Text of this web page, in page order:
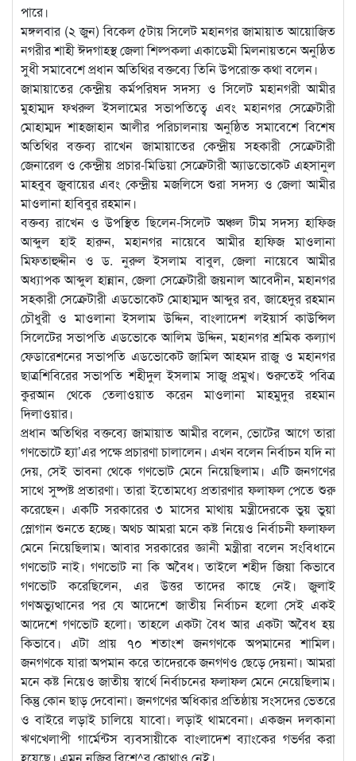
পারে।
মঙ্গলবার (২ জুন) বিকেল ৫টায় সিলেট মহানগর জামায়াত আয়োজিত
নগরীর শাহী ঈদগাহস্থ জেলা শিল্পকলা একাডেমী মিলনায়তনে অনুষ্ঠিত
সুধী সমাবেশে প্রধান অতিথির বক্তব্যে তিনি উপরোক্ত কথা বলেন।
জামায়াতের কেন্দ্রীয় কর্মপরিষদ সদস্য ও সিলেট মহানগরী আমীর
মুহাম্মদ ফখরুল ইসলামের সভাপতিত্বে এবং মহানগর সেক্রেটারী
মোহাম্মদ শাহজাহান আলীর পরিচালনায় অনুষ্ঠিত সমাবেশে বিশেষ
অতিথির বক্তব্য রাখেন জামায়াতের কেন্দ্রীয় সহকারী সেক্রেটারী
জেনারেল ও কেন্দ্রীয় প্রচার-মিডিয়া সেক্রেটারী অ্যাডভোকেট এহসানুল
মাহবুব জুবায়ের এবং কেন্দ্রীয় মজলিসে শুরা সদস্য ও জেলা আমীর
মাওলানা হাবিবুর রহমান।
বক্তব্য রাখেন ও উপস্থিত ছিলেন-সিলেট অঞ্চল টীম সদস্য হাফিজ
আব্দুল হাই হারুন, মহানগর নায়েবে আমীর হাফিজ মাওলানা
মিফতাহুদ্দীন ও ড. নুরুল ইসলাম বাবুল, জেলা নায়েবে আমীর
অধ্যাপক আব্দুল হান্নান, জেলা সেক্রেটারী জয়নাল আবেদীন, মহানগর
সহকারী সেক্রেটারী এডভোকেট মোহাম্মদ আব্দুর রব, জাহেদুর রহমান
চৌধুরী ও মাওলানা ইসলাম উদ্দিন, বাংলাদেশ লইয়ার্স কাউন্সিল
সিলেটের সভাপতি এডভোকে আলিম উদ্দিন, মহানগর শ্রমিক কল্যাণ
ফেডারেশনের সভাপতি এডভোকেট জামিল আহমদ রাজু ও মহানগর
ছাত্রশিবিরের সভাপতি শহীদুল ইসলাম সাজু প্রমুখ। শুরুতেই পবিত্র
কুরআন থেকে তেলাওয়াত করেন মাওলানা মাহমুদুর রহমান
দিলাওয়ার।
প্রধান অতিথির বক্তব্যে জামায়াত আমীর বলেন, ভোটের আগে তারা
গণভোটে হ্যা’এর পক্ষে প্রচারণা চালালেন। এখন বলেন নির্বাচন যদি না
দেয়, সেই ভাবনা থেকে গণভোট মেনে নিয়েছিলাম। এটি জনগণের
সাথে সুষ্পষ্ট প্রতারণা। তারা ইতোমধ্যে প্রতারণার ফলাফল পেতে শুরু
করেছেন। একটি সরকারের ৩ মাসের মাথায় মন্ত্রীদেরকে ভুয় ভুয়া
স্লোগান শুনতে হচ্ছে। অথচ আমরা মনে কষ্ট নিয়েও নির্বাচনী ফলাফল
মেনে নিয়েছিলাম। আবার সরকারের জ্ঞানী মন্ত্রীরা বলেন সংবিধানে
গণভোট নাই। গণভোট না কি অবৈধ। তাইলে শহীদ জিয়া কিভাবে
গণভোট করেছিলেন, এর উত্তর তাদের কাছে নেই। জুলাই
গণঅভ্যুত্থানের পর যে আদেশে জাতীয় নির্বাচন হলো সেই একই
আদেশে গণভোট হলো। তাহলে একটা বৈধ আর একটা অবৈধ হয়
কিভাবে। এটা প্রায় ৭০ শতাংশ জনগণকে অপমানের শামিল।
জনগণকে যারা অপমান করে তাদেরকে জনগণও ছেড়ে দেয়না। আমরা
মনে কষ্ট নিয়েও জাতীয় স্বার্থে নির্বাচনের ফলাফল মেনে নেয়েছিলাম।
কিন্তু কোন ছাড় দেবোনা। জনগণের অধিকার প্রতিষ্ঠায় সংসদের ভেতরে
ও বাইরে লড়াই চালিয়ে যাবো। লড়াই থামবেনা। একজন দলকানা
ঋণখেলাপী গার্মেন্টস ব্যবসায়ীকে বাংলাদেশ ব্যাংকের গভর্ণর করা
হয়েছে। এমন নজির বিশে^র কোথাও নেই।